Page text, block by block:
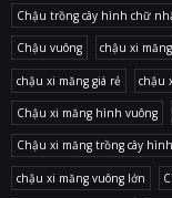
Chậu trồng cây hình chữ
Chậu vuông chậu xi măng
chậu xi măng giá rẻ chậu
Chậu xi măng hình vuông
Chậu xi măng trồng cây
chậu xi măng vuông lớn